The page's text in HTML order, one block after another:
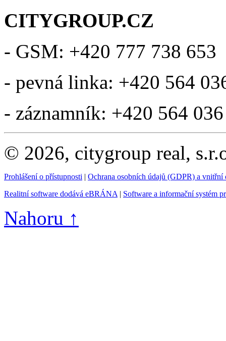
CITYGROUP.CZ
- GSM: +420 777 738 653
- pevná linka: +420 564
- záznamník: +420 564
© 2026, citygroup real,
Prohlášení o přístupnosti | Ochrana osobních údajů (GDPR) a vnitřní
Realitní software dodává eBRÁNA | Software a informační systém
Nahoru ↑